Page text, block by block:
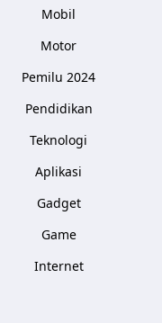
Mobil
Motor
Pemilu 2024
Pendidikan
Teknologi
Aplikasi
Gadget
Game
Internet